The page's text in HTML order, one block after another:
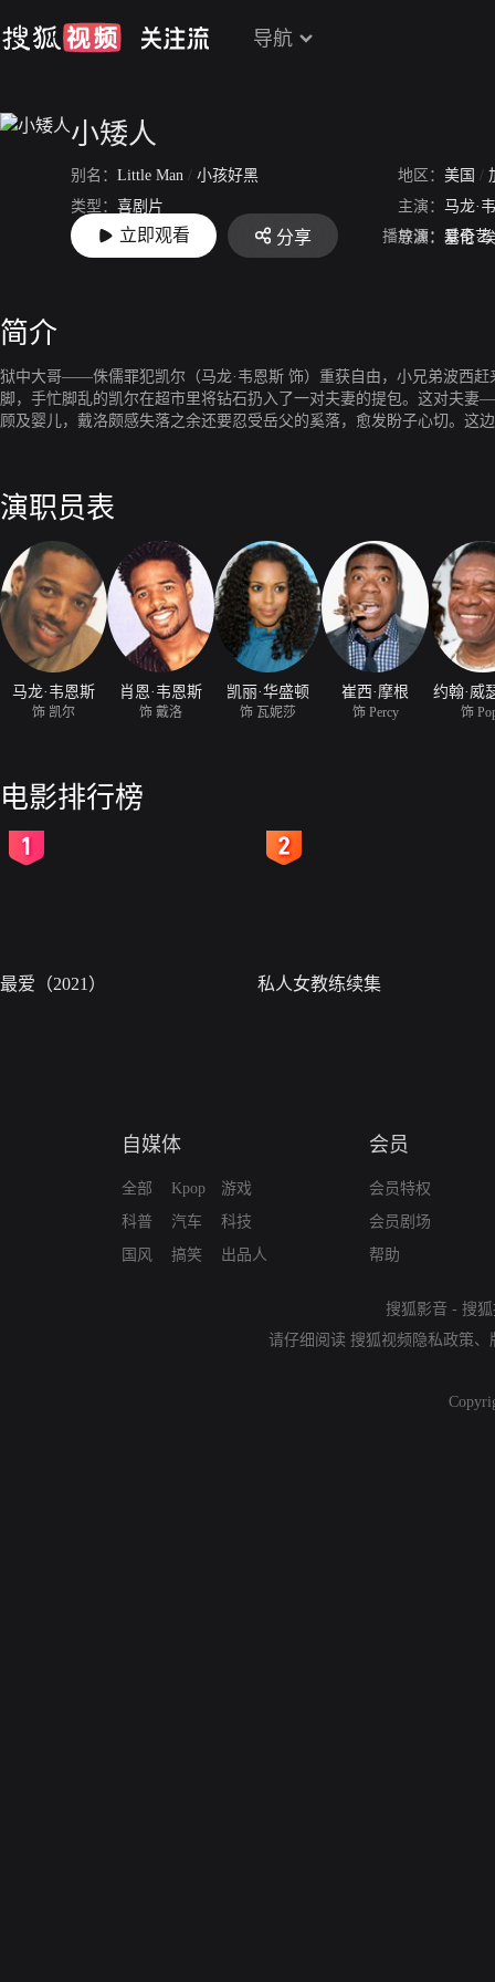
导航
小矮人
别名： Little Man / 小孩好黑 地区： 美国 /
类型： 喜剧片 主演： 马龙·
上映： 2006-07-14 导演： 基伦·
立即观看 分享 播放源： 爱奇艺
简介
狱中大哥——侏儒罪犯凯尔（马龙·韦恩斯 饰）重获自由，小兄弟波西
脚，手忙脚乱的凯尔在超市里将钻石扔入了一对夫妻的提包。这对夫
顾及婴儿，戴洛颇感失落之余还要忍受岳父的奚落，愈发盼子心切。这
演职员表
马龙·韦恩斯
饰 凯尔
肖恩·韦恩斯
饰 戴洛
凯丽·华盛顿
饰 瓦妮莎
崔西·摩根
饰 Percy
约翰·威
饰
电影排行榜
最爱（2021） 私人女教练续集
自媒体
全部
科普
国风
Kpop
汽车
搞笑
游戏
科技
出品人
会员
会员特权
会员剧场
帮助
搜狐影音 - 搜
请仔细阅读 搜狐视频隐私政策、